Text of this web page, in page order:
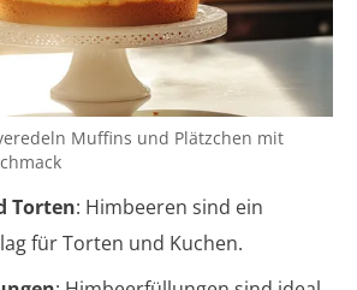
Muffins und Plätzchen mit
Torten: Himbeeren sind ein
für Torten und Kuchen.